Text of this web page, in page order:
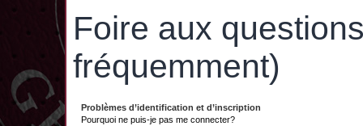
Foire aux
fréquemment)
Problèmes d’identification et d’inscription
Pourquoi ne puis-je pas me connecter?